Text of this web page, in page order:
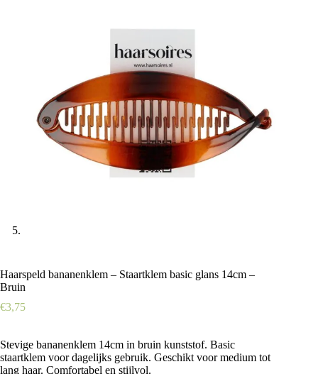
Haarspeld bananenklem – Staartklem basic glans 14cm –
Bruin
€3,75
Stevige bananenklem 14cm in bruin kunststof. Basic
staartklem voor dagelijks gebruik. Geschikt voor medium tot
lang haar. Comfortabel en stijlvol.